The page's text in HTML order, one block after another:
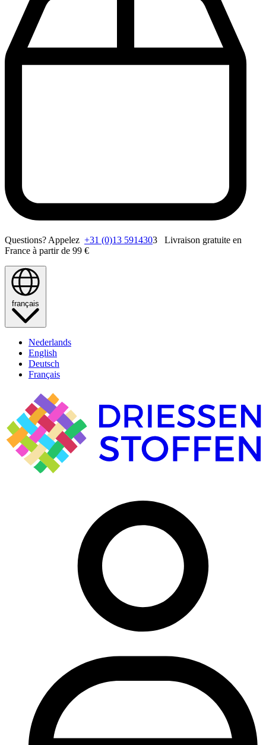
Questions? Appelez +31 (0)13 5914303 Livraison gratuite en
France à partir de 99 €
français
Nederlands
English
Deutsch
Français